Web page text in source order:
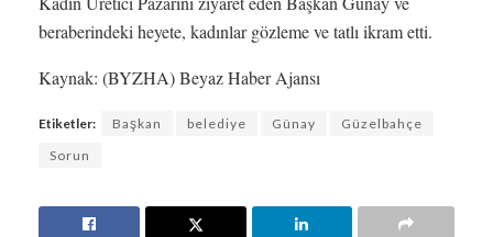
beraberindeki heyete, kadınlar gözleme ve tatlı ikram etti.
Kaynak: (BYZHA) Beyaz Haber Ajansı
Etiketler: Başkan belediye Günay
Güzelbahçe
Sorun